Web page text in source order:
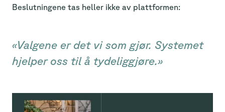
Beslutningene tas heller ikke av plattformen:
«Valgene er det vi som gjør. Systemet
hjelper oss til å tydeliggjøre.»